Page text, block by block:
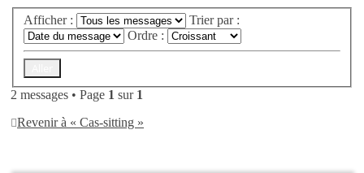
Afficher :
Trier par :
Ordre :
2 messages • Page 1 sur 1
Revenir à « Cas-sitting »